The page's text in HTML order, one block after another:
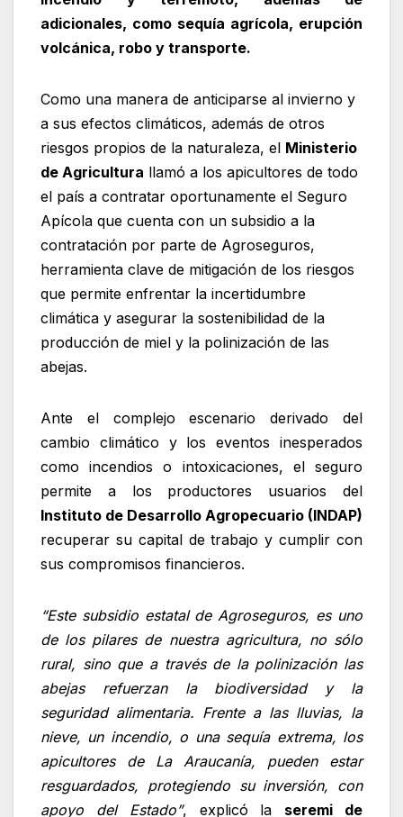
adicionales, como sequía agrícola, erupción
volcánica, robo y transporte.
Como una manera de anticiparse al invierno y
a sus efectos climáticos, además de otros
riesgos propios de la naturaleza, el Ministerio
de Agricultura llamó a los apicultores de todo
el país a contratar oportunamente el Seguro
Apícola que cuenta con un subsidio a la
contratación por parte de Agroseguros,
herramienta clave de mitigación de los riesgos
que permite enfrentar la incertidumbre
climática y asegurar la sostenibilidad de la
producción de miel y la polinización de las
abejas.
Ante el complejo escenario derivado del
cambio climático y los eventos inesperados
como incendios o intoxicaciones, el seguro
permite a los productores usuarios del
Instituto de Desarrollo Agropecuario (INDAP)
recuperar su capital de trabajo y cumplir con
sus compromisos financieros.
“Este subsidio estatal de Agroseguros, es uno
de los pilares de nuestra agricultura, no sólo
rural, sino que a través de la polinización las
abejas refuerzan la biodiversidad y la
seguridad alimentaria. Frente a las lluvias, la
nieve, un incendio, o una sequía extrema, los
apicultores de La Araucanía, pueden estar
resguardados, protegiendo su inversión, con
apoyo del Estado”, explicó la seremi de